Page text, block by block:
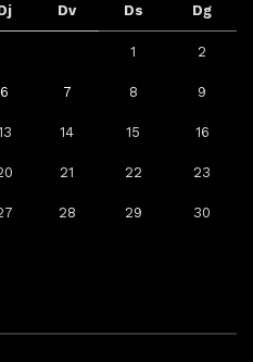
Dv Ds Dg
1 2
6 7 8 9
14 15 16
21 22 23
28 29 30